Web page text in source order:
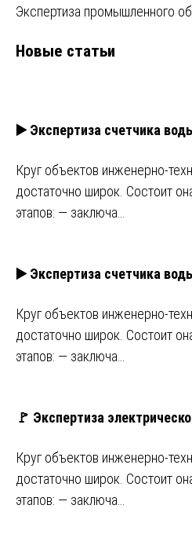
Экспертиза промышленного
Новые статьи
▶️ Экспертиза счетчика
Круг объектов инженерно-
достаточно широк. Состоит
этапов: — заключа…
▶️ Экспертиза счетчика
Круг объектов инженерно-
достаточно широк. Состоит
этапов: — заключа…
🚩 Экспертиза
Круг объектов инженерно-
достаточно широк. Состоит
этапов: — заключа…